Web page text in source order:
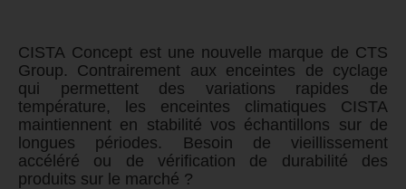
CISTA Concept est une nouvelle marque de CTS
Group. Contrairement aux enceintes de cyclage
qui permettent des variations rapides de
température, les enceintes climatiques CISTA
maintiennent en stabilité vos échantillons sur de
longues périodes. Besoin de vieillissement
accéléré ou de vérification de durabilité des
produits sur le marché ?